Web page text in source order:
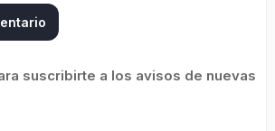
suscribirte a los avisos de nuevas